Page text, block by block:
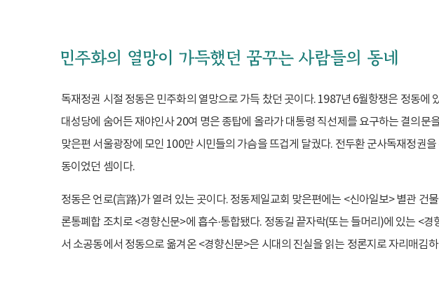
독재정권 시절 정동은 민주화의 열망으로 가득 찼던 곳이다. 1987년 6월항쟁은 정동
대성당에 숨어든 재야인사 20여 명은 종탑에 올라가 대통령 직선제를 요구하는 결의
맞은편 서울광장에 모인 100만 시민들의 가슴을 뜨겁게 달궜다. 전두환 군사독재정권
동이었던 셈이다.
정동은 언로(言路)가 열려 있는 곳이다. 정동제일교회 맞은편에는 <신아일보> 별관 건
론통폐합 조치로 <경향신문>에 흡수·통합됐다. 정동길 끝자락(또는 들머리)에 있는 <
서 소공동에서 정동으로 옮겨온 <경향신문>은 시대의 진실을 읽는 정론지로 자리매김